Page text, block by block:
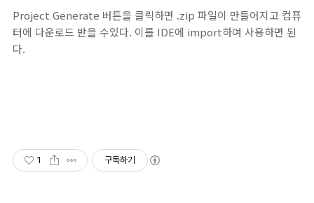
Project Generate 버튼을 클릭하면 .zip 파일이 만들어지고 컴퓨
터에 다운로드 받을 수있다. 이를 IDE에 import하여 사용하면 된
다.
1 구독하기